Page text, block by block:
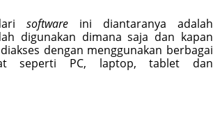
software ini diantaranya adalah
digunakan dimana saja dan kapan
dengan menggunakan berbagai
seperti PC, laptop, tablet dan